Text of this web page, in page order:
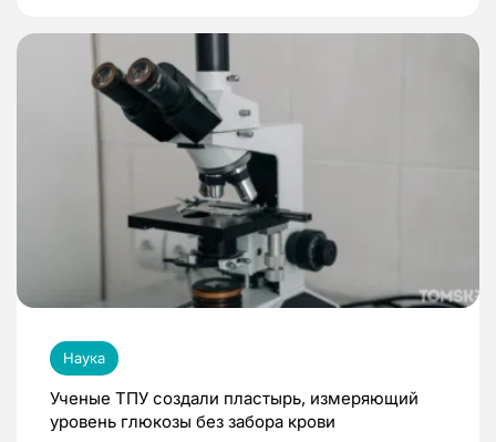
Наука
Ученые ТПУ создали пластырь, измеряющий
уровень глюкозы без забора крови